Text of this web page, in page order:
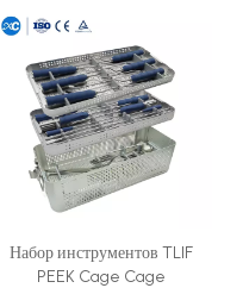
Набор инструментов TLIF
PEEK Cage Cage